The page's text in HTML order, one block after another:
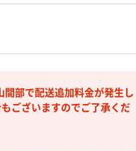
間部で配送追加料金が発生し
ございますのでご了承くだ